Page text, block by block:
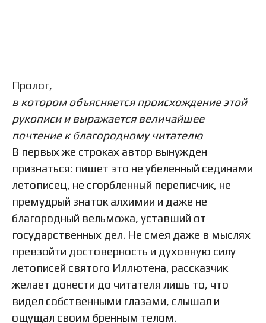
Пролог,
в котором объясняется происхождение этой
рукописи и выражается величайшее
почтение к благородному читателю
В первых же строках автор вынужден
признаться: пишет это не убеленный сединами
летописец, не сгорбленный переписчик, не
премудрый знаток алхимии и даже не
благородный вельможа, уставший от
государственных дел. Не смея даже в мыслях
превзойти достоверность и духовную силу
летописей святого Иллютена, рассказчик
желает донести до читателя лишь то, что
видел собственными глазами, слышал и
ощущал своим бренным телом.